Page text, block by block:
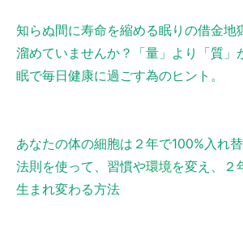
知らぬ間に寿命を縮める眠りの借金地
溜めていませんか？「量」より「質」
眠で毎日健康に過ごす為のヒント。
あなたの体の細胞は２年で100%入れ
法則を使って、習慣や環境を変え、２
生まれ変わる方法